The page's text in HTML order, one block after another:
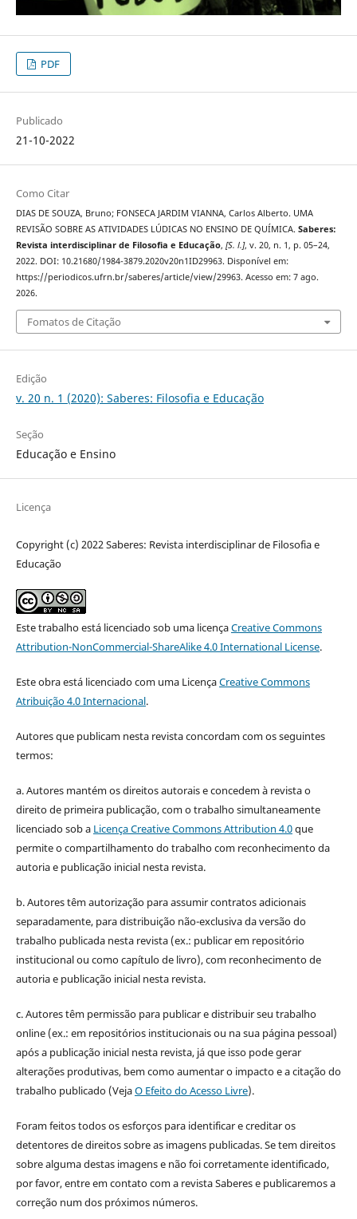
PDF
Publicado
21-10-2022
Como Citar
DIAS DE SOUZA, Bruno; FONSECA JARDIM VIANNA, Carlos Alberto. UMA
REVISÃO SOBRE AS ATIVIDADES LÚDICAS NO ENSINO DE QUÍMICA. Saberes:
Revista interdisciplinar de Filosofia e Educação, [S. l.], v. 20, n. 1, p. 05–24,
2022. DOI: 10.21680/1984-3879.2020v20n1ID29963. Disponível em:
https://periodicos.ufrn.br/saberes/article/view/29963. Acesso em: 7 ago.
2026.
Fomatos de Citação
Edição
v. 20 n. 1 (2020): Saberes: Filosofia e Educação
Seção
Educação e Ensino
Licença
Copyright (c) 2022 Saberes: Revista interdisciplinar de Filosofia e
Educação
Este trabalho está licenciado sob uma licençaCreative Commons
Attribution-NonCommercial-ShareAlike 4.0 International License.
Este obra está licenciado com uma LicençaCreative Commons
Atribuição 4.0 Internacional.
Autores que publicam nesta revista concordam com os seguintes
termos:
a. Autores mantém os direitos autorais e concedem à revista o
direito de primeira publicação, com o trabalho simultaneamente
licenciado sob a Licença Creative Commons Attribution 4.0que
permite o compartilhamento do trabalho com reconhecimento da
autoria e publicação inicial nesta revista.
b. Autores têm autorização para assumir contratos adicionais
separadamente, para distribuição não-exclusiva da versão do
trabalho publicada nesta revista (ex.: publicar em repositório
institucional ou como capítulo de livro), com reconhecimento de
autoria e publicação inicial nesta revista.
c. Autores têm permissão para publicar e distribuir seu trabalho
online (ex.: em repositórios institucionais ou na sua página pessoal)
após a publicação inicial nesta revista, já que isso pode gerar
alterações produtivas, bem como aumentar o impacto e a citação do
trabalho publicado (VejaO Efeito do Acesso Livre).
Foram feitos todos os esforços para identificar e creditar os
detentores de direitos sobre as imagens publicadas. Se tem direitos
sobre alguma destas imagens e não foi corretamente identificado,
por favor, entre em contato com a revista Saberes e publicaremos a
correção num dos próximos números.